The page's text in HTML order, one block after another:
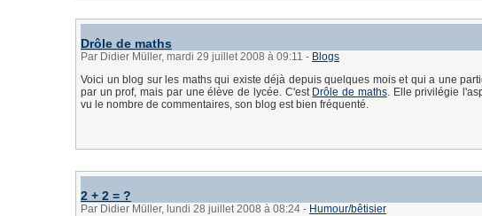
Drôle de maths
Par Didier Müller, mardi 29 juillet 2008 à 09:11 - Blogs
Voici un blog sur les maths qui existe déjà depuis quelques mois et qui a une
par un prof, mais par une élève de lycée. C'est Drôle de maths. Elle privilégie
vu le nombre de commentaires, son blog est bien fréquenté.
2 + 2 = ?
Par Didier Müller, lundi 28 juillet 2008 à 08:24 - Humour/bêtisier